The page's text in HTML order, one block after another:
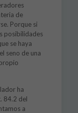
de
Porque si
posibilidades
se haya
seno de una
ha
84.2 del
a